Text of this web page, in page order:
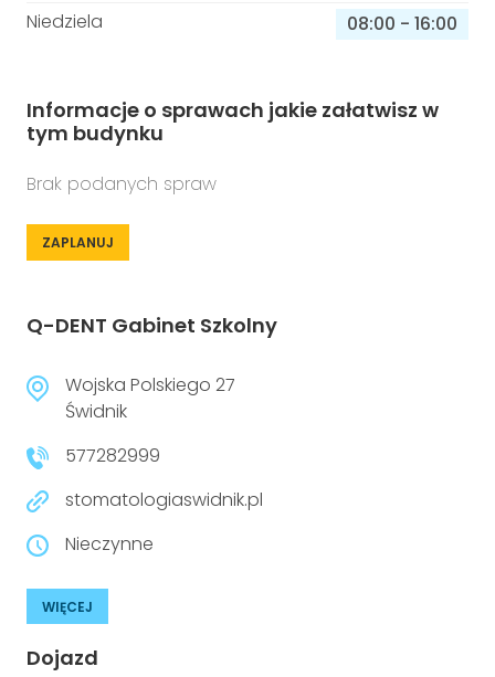
Niedziela
08:00 - 16:00
Informacje o sprawach jakie załatwisz w
tym budynku
Brak podanych spraw
ZAPLANUJ
Q-DENT Gabinet Szkolny
Wojska Polskiego 27
Świdnik
577282999
stomatologiaswidnik.pl
Nieczynne
WIĘCEJ
Dojazd